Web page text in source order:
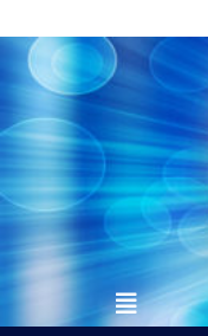
to
content